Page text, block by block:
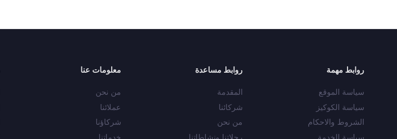
روابط مهمة
سياسة الموقع
سياسة الكوكيز
الشروط والاحكام
روابط مساعدة
المقدمة
شركائنا
من نحن
معلومات عنا
من نحن
عملائنا
شركاؤنا